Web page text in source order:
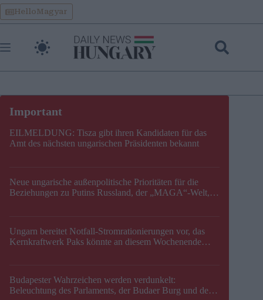
Skip
to
content
HelloMagyar
EILMELDUNG: Tisza gibt ihren Kandidaten für das
Amt des nächsten ungarischen Präsidenten bekannt
Neue ungarische außenpolitische Prioritäten für die
Beziehungen zu Putins Russland, der „MAGA“-Welt,
Ungarn bereitet Notfall-Stromrationierungen vor, das
Kernkraftwerk Paks könnte an diesem Wochenende
Budapester Wahrzeichen werden verdunkelt:
Beleuchtung des Parlaments, der Budaer Burg und der